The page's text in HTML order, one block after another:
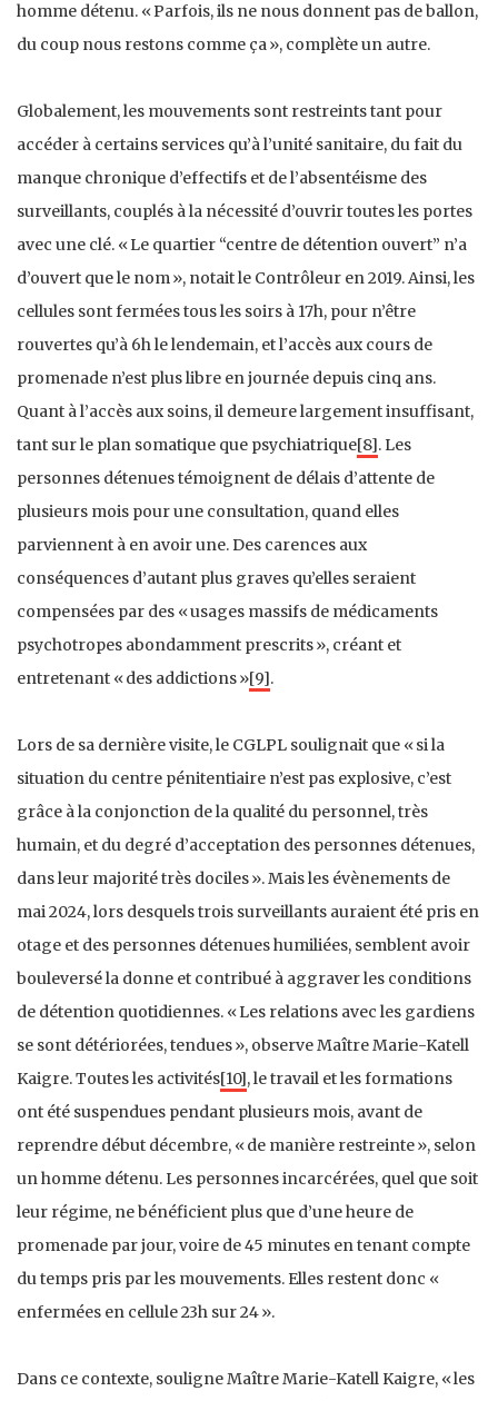
homme détenu. « Parfois, ils ne nous donnent pas de ballon,
du coup nous restons comme ça », complète un autre.
Globalement, les mouvements sont restreints tant pour
accéder à certains services qu’à l’unité sanitaire, du fait du
manque chronique d’effectifs et de l’absentéisme des
surveillants, couplés à la nécessité d’ouvrir toutes les portes
avec une clé. « Le quartier “centre de détention ouvert” n’a
d’ouvert que le nom », notait le Contrôleur en 2019. Ainsi, les
cellules sont fermées tous les soirs à 17h, pour n’être
rouvertes qu’à 6h le lendemain, et l’accès aux cours de
promenade n’est plus libre en journée depuis cinq ans.
Quant à l’accès aux soins, il demeure largement insuffisant,
tant sur le plan somatique que psychiatrique[8]. Les
personnes détenues témoignent de délais d’attente de
plusieurs mois pour une consultation, quand elles
parviennent à en avoir une. Des carences aux
conséquences d’autant plus graves qu’elles seraient
compensées par des « usages massifs de médicaments
psychotropes abondamment prescrits », créant et
entretenant « des addictions »[9].
Lors de sa dernière visite, le CGLPL soulignait que « si la
situation du centre pénitentiaire n’est pas explosive, c’est
grâce à la conjonction de la qualité du personnel, très
humain, et du degré d’acceptation des personnes détenues,
dans leur majorité très dociles ». Mais les évènements de
mai 2024, lors desquels trois surveillants auraient été pris en
otage et des personnes détenues humiliées, semblent avoir
bouleversé la donne et contribué à aggraver les conditions
de détention quotidiennes. « Les relations avec les gardiens
se sont détériorées, tendues », observe Maître Marie-Katell
Kaigre. Toutes les activités[10], le travail et les formations
ont été suspendues pendant plusieurs mois, avant de
reprendre début décembre, « de manière restreinte », selon
un homme détenu. Les personnes incarcérées, quel que soit
leur régime, ne bénéficient plus que d’une heure de
promenade par jour, voire de 45 minutes en tenant compte
du temps pris par les mouvements. Elles restent donc «
enfermées en cellule 23h sur 24 ».
Dans ce contexte, souligne Maître Marie-Katell Kaigre, « les